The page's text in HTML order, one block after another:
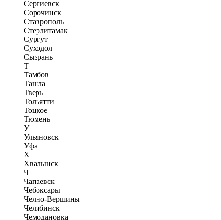
Сергиевск
Сорочинск
Ставрополь
Стерлитамак
Сургут
Суходол
Сызрань
Т
Тамбов
Ташла
Тверь
Тольятти
Тоцкое
Тюмень
У
Ульяновск
Уфа
Х
Хвалынск
Ч
Чапаевск
Чебоксары
Челно-Вершины
Челябинск
Чемодановка